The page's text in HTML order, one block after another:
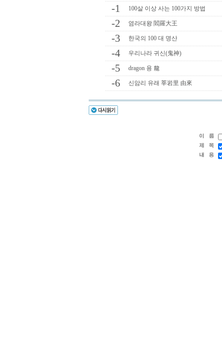
-1 100살 이상 사는 100가지 방법
-2 염라대왕 閻羅大王
-3 한국의 100 대 명산
-4 우리나라 귀신(鬼神)
-5 dragon 용 龍
-6 신암리 유래 莘岩里 由來